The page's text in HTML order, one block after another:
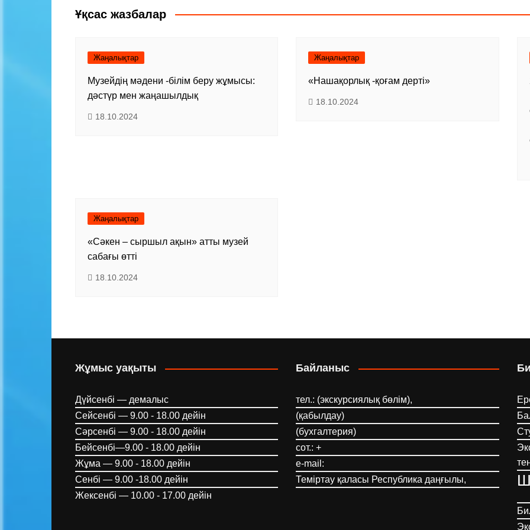
записям
Ұқсас жазбалар
Жаңалықтар
Музейдің мәдени -білім беру жұмысы:
дәстүр мен жаңашылдық
18.10.2024
Жаңалықтар
«Нашақорлық -қоғам дерті»
18.10.2024
Жаңалықтар
«Сәкен – сыршыл ақын» атты музей
сабағы өтті
18.10.2024
Жұмыс уақыты
Дүйсенбі — демалыс
Сейсенбі — 9.00 - 18.00 дейін
Сәрсенбі — 9.00 - 18.00 дейін
Бейсенбі—9.00 - 18.00 дейін
Жұма — 9.00 - 18.00 дейін
Сенбі — 9.00 -18.00 дейін
Жексенбі — 10.00 - 17.00 дейін
Байланыс
тел.: (экскурсиялық бөлім),
(қабылдау)
(бухгалтерия)
сот.: +
e-mail:
Теміртау қаласы Республика даңғылы,